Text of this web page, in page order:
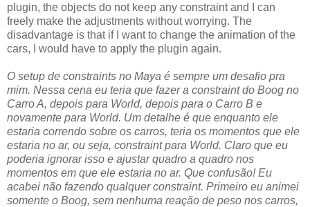
plugin, the objects do not keep any constraint and I can
freely make the adjustments without worrying. The
disadvantage is that if I want to change the animation of the
cars, I would have to apply the plugin again.
O setup de constraints no Maya é sempre um desafio pra
mim. Nessa cena eu teria que fazer a constraint do Boog no
Carro A, depois para World, depois para o Carro B e
novamente para World. Um detalhe é que enquanto ele
estaria correndo sobre os carros, teria os momentos que ele
estaria no ar, ou seja, constraint para World. Claro que eu
poderia ignorar isso e ajustar quadro a quadro nos
momentos em que ele estaria no ar. Que confusão! Eu
acabei não fazendo qualquer constraint. Primeiro eu animei
somente o Boog, sem nenhuma reação de peso nos carros,